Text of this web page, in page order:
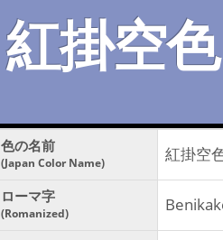
紅掛空色
色の名前
Japan Color Name 紅掛空
ローマ字
Romanized